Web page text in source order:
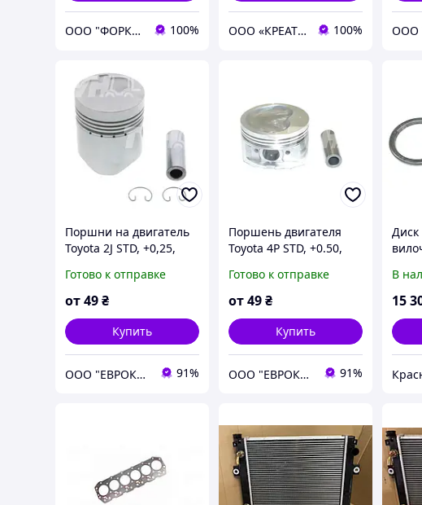
ООО "ФОРКЛИФТ-СПЕЦТЕХ" 100% ООО «КРЕАТИВКАР» 100%
Поршни на двигатель
Toyota 2J STD, +0,25,
Готово к отправке
от49₴
Купить
ООО "ЕВРОКАР-7" 91%
Поршень двигателя
Toyota 4P STD, +0.50,
Готово к отправке
от49₴
Купить
ООО "ЕВРОКАР-7" 91%
Диск
В
15